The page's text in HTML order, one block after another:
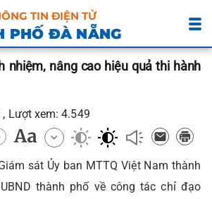
TIN ĐIỆN TỬ
PHỐ ĐÀ NẴNG
nhiệm, nâng cao hiệu quả thi hành
Lượt xem: 4.549
sát Ủy ban MTTQ Việt Nam thành
thành phố về công tác chỉ đạo